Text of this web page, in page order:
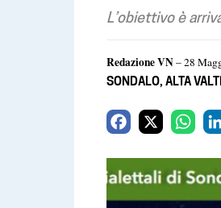
L’obiettivo è
Redazione VN– 28
SONDALO, ALTA
c